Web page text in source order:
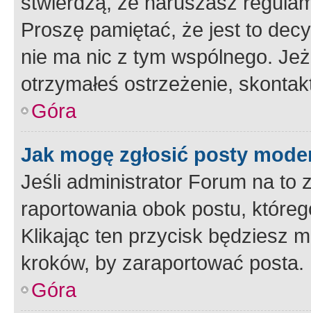
Proszę pamiętać, że jest to
nie ma nic z tym wspólnego.
otrzymałeś ostrzeżenie,
Góra
Jak mogę zgłosić posty
Jeśli administrator Forum na to
raportowania obok postu,
Klikając ten przycisk będziesz
kroków, by zaraportować posta.
Góra